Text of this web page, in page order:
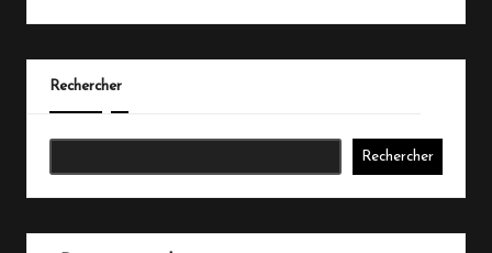
Rechercher
Rechercher